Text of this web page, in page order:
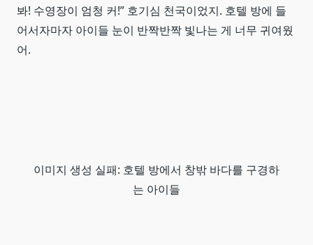
봐! 수영장이 엄청 커!” 호기심 천국이었지. 호텔 방에 들
어서자마자 아이들 눈이 반짝반짝 빛나는 게 너무 귀여웠
어.
이미지 생성 실패: 호텔 방에서 창밖 바다를 구경하
는 아이들